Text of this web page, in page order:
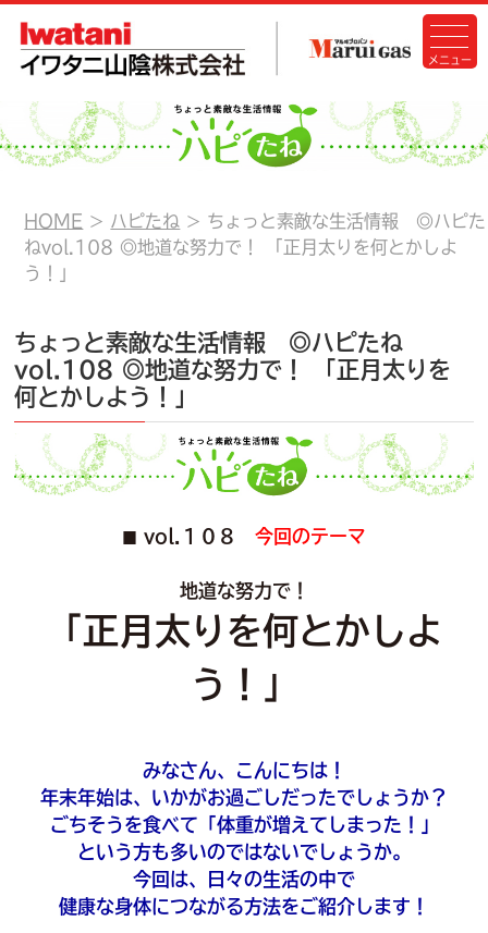
HOME ハピたね
ちょっと素敵な生活情報 ◎ハピた
ねvol.108 ◎地道な努力で！ 「正月太りを何とかしよ
う！」
ちょっと素敵な生活情報 ◎ハピたね
vol.108 ◎地道な努力で！ 「正月太りを
何とかしよう！」
vol.１０８ 今回のテーマ
地道な努力で！
「正月太りを何とかしよ
う！」
みなさん、こんにちは！
年末年始は、いかがお過ごしだったでしょうか？
ごちそうを食べて「体重が増えてしまった！」
という方も多いのではないでしょうか。
今回は、日々の生活の中で
健康な身体につながる方法をご紹介します！